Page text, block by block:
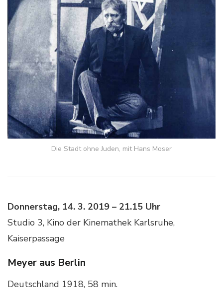
Die Stadt ohne Juden, mit Hans Moser
Donnerstag, 14. 3. 2019 – 21.15 Uhr
Studio 3, Kino der Kinemathek Karlsruhe,
Kaiserpassage
Meyer aus Berlin
Deutschland 1918, 58 min.